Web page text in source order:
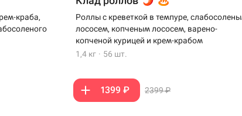
краба,
Роллы с креветкой в темпуре,
лососем, копченым лососем, варено-
копченой курицей и крем-крабом
1,4 кг · 56 шт.
1399 ₽ 2399 ₽